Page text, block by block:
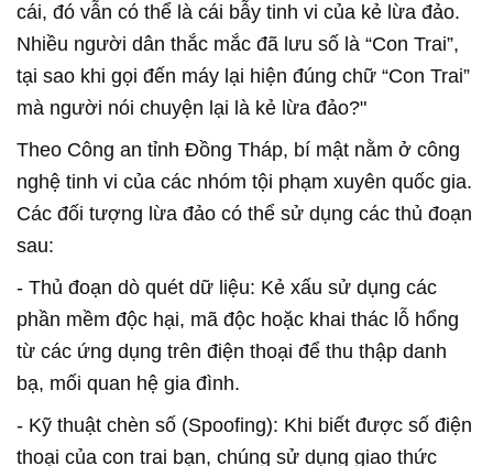
cái, đó vẫn có thể là cái bẫy tinh vi của kẻ lừa đảo.
Nhiều người dân thắc mắc đã lưu số là “Con Trai”,
tại sao khi gọi đến máy lại hiện đúng chữ “Con Trai”
mà người nói chuyện lại là kẻ lừa đảo?"
Theo Công an tỉnh Đồng Tháp, bí mật nằm ở công
nghệ tinh vi của các nhóm tội phạm xuyên quốc gia.
Các đối tượng lừa đảo có thể sử dụng các thủ đoạn
sau:
- Thủ đoạn dò quét dữ liệu: Kẻ xấu sử dụng các
phần mềm độc hại, mã độc hoặc khai thác lỗ hổng
từ các ứng dụng trên điện thoại để thu thập danh
bạ, mối quan hệ gia đình.
- Kỹ thuật chèn số (Spoofing): Khi biết được số điện
thoại của con trai bạn, chúng sử dụng giao thức